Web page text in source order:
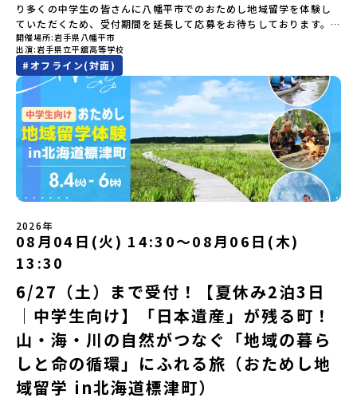
や地域活性モデルをつくり続けています。名 称：一般財団法人地
域・教育魅力化プラットフォーム設 立：2017年3月代表者：岩本
悠所在地：〒690-0842 島根県松江市東本町二丁目25-6 みらい
BASE2階 その他所在地公式HP：http://c-platform.or.jp/お問い
合わせ先担当：小川・小原E-mail：info@miratabi.jp「おためし
地域留学体験」のプログラム開催情報を公式LINEにて配信中！ぜひ
ご登録ください♪地域みらい留学公式LINE
ろ？、プログラム詳細解説、質疑応答お申し込み：https://c-
mirai.jp/events/002112どちらの説明会でも、お気軽にどうぞ！
「はじめての一人旅だけど大丈夫？」「どんな体験ができるの？」
そんな保護者様の不安や、中学生のみなさんの素朴な疑問にスタッ
フが直接お答えします。チャットでの質問も可能ですので、ぜひご
自宅からリラックスしてご参加ください。▼お申し込み前に必ずご
確認ください・参加規約への同意プログラムへの参加申し込みいた
だく前に、「お申し込みに関する各規約」への同意が必須となりま
す。ご確認ください。・抽選による参加者決定についてお申込みい
ただいた方の中から抽選の上、締め切り日から1週間を目途に、お申
し込み時に記入いただいたメールアドレス宛に「当選／落選メー
ル」をお送りいたします。当選者は、メールに記載された「当選確
認フォーム」に３日以内に回答いただき、確認フォームの提出をも
にご回答いただけない場合は、当選を取り消しとさせていただきま
す。当選取り消しがあった場合は、繰り上げ当選者へご連絡させて
いただきます。登録メールアドレスの変更をご希望の場合は下記の
地域みらい留学公式LINEよりご連絡をお願いします。※受信制限設
定をしていると、通知メールをお受け取りいただけません。その場
合は、「@miratabi.jp」からのメールを受信できるよう設定をお願
いいたします。※結果に関する個別のお問合せにはお答えしており
ませんので、ご了承ください。・お申し込みについてお申込はお一
人様1回限りです。PC・スマートフォンからお申込ください。申込
後の内容変更はできません。お申込時は、メールアドレスの入力間
違いにご注意ください。・宿泊について１室に複数(同性2～4名程
度)で宿泊いただく予定です。・食事アレルギー対応について個別の
20：00に「参加者向け事前オンライン研修」をご案内する予定で
す。必ず参加をお願いします。【集合場所・時間】7月28日(火)
13：00 とかち帯広空港※13：00までにとかち帯広空港に到着する
便で手配ください。【解散場所・時間】7月30日(木) 15：00頃 とか
ち帯広空港※16：00以降にとかち帯広空港を出発する便で手配くだ
さい。【対象】中学2年生、中学3年生【宿泊先】大樹町ワーキング
ステイ住宅※1室に複数(同性2～4名程度)で宿泊いただく予定です。
【旅行代金】無料※旅行代金に含まれる費用のうち、以下の内容が
無料となります：・宿泊費（2泊分）・プログラム内のアクティビテ
ィ・体験費用・一部の食事代*以下の費用は参加者のご負担となりま
す・集合場所までの往復交通費・お土産代や自由時間の個人飲食費
などの個人的費用【募集人数】最大10名（お申し込み多数の場合は
抽選の上決定）【参加者決定】お申し込み多数の場合は、締め切り
間】申込期間が延長になりました！5月7日(木)12：00 から 6月4日
(木) 12：00まで疑問も不安もワクワクに変える！「おためし地域留
学」ステップアップ説明会プログラムの内容を詳しく知りたい方
や、お申し込みを迷われている方向けにZoomでのオンライン配信
を行います。知りたい情報のレベルに合わせて、以下の2つのステッ
プをご活用ください。【STEP 1】全体オンライン説明会（アーカイ
ブ動画を公開中！）〜まずは「おためし地域留学」を知りたい方
へ〜日本全国20以上の地域から選んで参加できる「おためし地域留
学」の全体像や魅力について、説明会を開催しました。中学生一人
での参加にあたり、保護者様が特に気になる「安全面」や「事務局
のサポート体制」についても詳しく解説しています。ぜひ、ご自宅
からお気軽にご視聴ください。🎬 [アーカイブ動画を視聴す
たちとワイワイBBQや夕ごはんづくりは一生の思い出になるはず！
ちょっとドキドキするけど、楽しい！に出会う3日間。熱気あふれる
出水市の冒険に飛び込んでみませんか？体験のおすすめポイント体
験プログラム内容（予定）＜1日目＞（PM）「オリエンテーショ
ン・自己紹介ワーク」「みんなで海遊び！」 -心をほぐして、出水
に飛び込む！海を満喫しよう！「みんなで夕食」「1日目の振り返り
会」＜2日目＞（AM）「出水工業高校のオープンスクールに参
加」 -高校見学 -授業体験（PM）「学校のことを深く知る・もの
づくりにチャレンジ！」 -各学科を実際に体験する -ものづくり
にチャレンジ -竹灯籠づくりを創って灯りをともす「みんなで
BBQ」「2日目の振り返り会」＜3日目＞（AM）「3日間の振り返り
ワーク」 -みんなで振り返り対話（PM） 13:00頃 解散（出水駅）
※天候の状況や参加人数によってプログラムを変更する場合がござ
（月）〜 8月5日（水）※参加が確定した方には7月7日(火) 18:30-
20:00に「参加者向け事前オンライン会」をご案内する予定です。必
ず参加をお願いします。【集合場所・時間】出水駅 8月3日(月)
13:30 集合【解散場所・時間】出水駅 8月5日(水) 12:00 解散【対
象】中学生2～3年生【宿泊先】現在調整中※1室に複数名(同性)で宿
泊いただく予定です。【旅行代金】無料※旅行代金に含まれる費用
のうち、以下の内容が無料となります：・宿泊費（2泊分）・プログ
ラム内のアクティビティ・体験費用・一部の食事代*以下の費用は参
加者のご負担となります・集合場所までの往復交通費・お土産代や
自由時間の個人飲食費などの個人的費用【募集人数】最大10名（お
申し込み多数の場合は抽選の上決定）【参加者決定】お申し込み多
数の場合は、締め切り後1週間を目途に当落結果をご連絡いたしま
り多くの中学生の皆さんに八幡平市でのおためし地域留学を体験し
ていただくため、受付期間を延長して応募をお待ちしております。
「申し込みのタイミングを逃してしまった」という方も、この機会
にぜひ一歩踏み出してみませんか？※都合により締め切りを早める
場合がございます。お早目にご応募ください！＜体験費・宿泊費が
無料＞緑があふれる大自然の町へ！世界でここでしかできない「自
然×アートの融合体験」や「自然クラフト」を楽しんでみません
か？「大自然や文化体験が好き！興味がある！」「その地域にしか
ない郷土料理を味わってみたい！」「地元以外の暮らしや文化が気
になる。いつか留学してみたい！」そんな中学生のみなさんにおす
すめ！「おためし地域留学体験」は、日本全国約200の高校と連携し
ながら地域の枠を超えて学校生活を送ることができる「地域みらい
留学」をプチ体験できるプログラムです。はじめてでも安心！現地
ではスタッフがしっかりとサポートいたします。今回のフィールド
は「岩手県八幡平市（はちまんたいし）」岩手県八幡平市（はちま
んたいし）は北西部にあり、秋田県との県境にある自然豊かな町で
す。町の約83％は「森林」！標高1,000mを超える山岳地帯や高原
もあり緑が豊かな大自然を感じることができ、新緑、山菜の春、花
の夏、紅葉の秋、スキーや樹氷の冬と四季ごとに美しい景色を見る
ことのできるユニークな町です。「十和田八幡平（とわだはちまん
たい）国立公園」では登山やトレッキング、「安比高原（あっぴこ
うげん）スキー場」は日本国内最大級のスキーリゾートとして有名
で、一年中自然アクティビティを楽しむことができます！そして八
幡平市にある「松川地熱発電所」は、日本で初めて「地球のチカラ
を電気に変えた」場所！八幡平の地下からわき出す蒸気をそのまま
電気に変える「地球・自然にやさしい最先端のエネルギー」を生み
開催場所 岩手県八幡平市
出演 岩手県立平舘高等学校
#オフライン(対面)
2026年
08月04日(火) 14:30〜08月06日(木)
13:30
6/27（土）まで受付！【夏休み2泊3日
｜中学生向け】「日本遺産」が残る町！
山・海・川の自然がつなぐ「地域の暮ら
しと命の循環」にふれる旅（おためし地
域留学 in北海道標津町）